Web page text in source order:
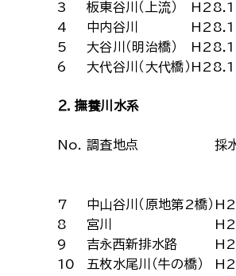
3
板東谷川（上流）
4
中内谷川
5
大谷川（明治橋）
6
大代谷川（大代橋）
２．撫養川水系
No. 調査地点 採
7
中山谷川（原地第2橋）
8
宮川
9
吉永西新排水路
10
五枚水尾川（牛の橋）